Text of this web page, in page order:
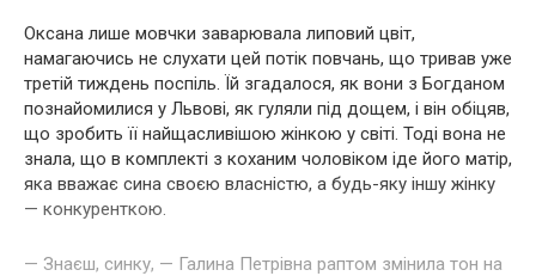
Оксана лише мовчки заварювала липовий цвіт,
намагаючись не слухати цей потік повчань, що тривав уже
третій тиждень поспіль. Їй згадалося, як вони з Богданом
познайомилися у Львові, як гуляли під дощем, і він обіцяв,
що зробить її найщасливішою жінкою у світі. Тоді вона не
знала, що в комплекті з коханим чоловіком іде його матір,
яка вважає сина своєю власністю, а будь-яку іншу жінку
— конкуренткою.
— Знаєш, синку, — Галина Петрівна раптом змінила тон на